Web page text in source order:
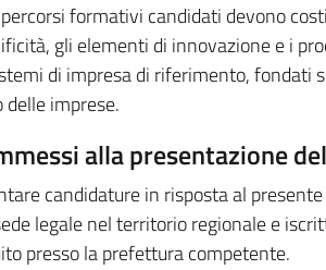
formativi candidati devono
gli elementi di innovazione e i
di impresa di riferimento, fondati
imprese.
alla presentazione
candidature in risposta al
legale nel territorio regionale e
presso la prefettura competente.